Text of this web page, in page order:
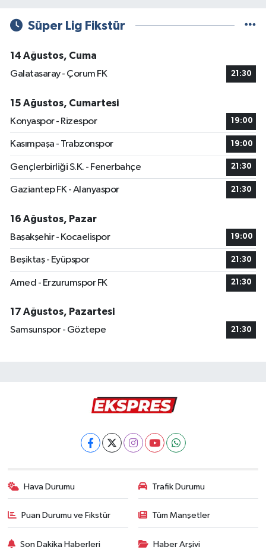
Süper Lig Fikstür
14 Ağustos, Cuma
Galatasaray - Çorum FK
21:30
15 Ağustos, Cumartesi
Konyaspor - Rizespor
19:00
Kasımpaşa - Trabzonspor 19:00
Gençlerbirliği S.K. - Fenerbahçe 21:30
Gaziantep FK - Alanyaspor 21:30
16 Ağustos, Pazar
Başakşehir - Kocaelispor
19:00
Beşiktaş - Eyüpspor 21:30
Amed - Erzurumspor FK 21:30
17 Ağustos, Pazartesi
Samsunspor - Göztepe
21:30
Hava Durumu Trafik Durumu
Puan Durumu ve Fikstür Tüm Manşetler
Son Dakika Haberleri Haber Arşivi